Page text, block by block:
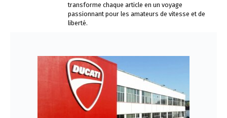
transforme chaque article en un voyage
passionnant pour les amateurs de vitesse et de
liberté.